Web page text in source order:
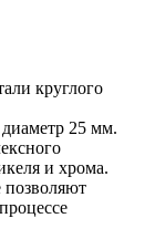
круглого
25 мм.
и хрома.